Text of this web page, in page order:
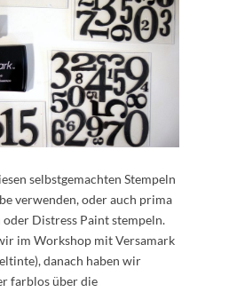
selbstgemachten Stempeln
verwenden, oder auch prima
Distress Paint stempeln.
im Workshop mit Versamark
danach haben wir
farblos über die